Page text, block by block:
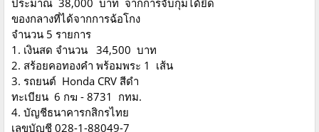
ของกลางที่ได้จากการฉ้อโกง
จำนวน 5 รายการ
1. เงินสด จำนวน 34,500 บาท
2. สร้อยคอทองคำ พร้อมพระ 1 เส้น
3. รถยนต์ Honda CRV สีดำ
ทะเบียน 6 กฆ - 8731 กทม.
4. บัญชีธนาคารกสิกรไทย
เลขบัญชี 028-1-88049-7